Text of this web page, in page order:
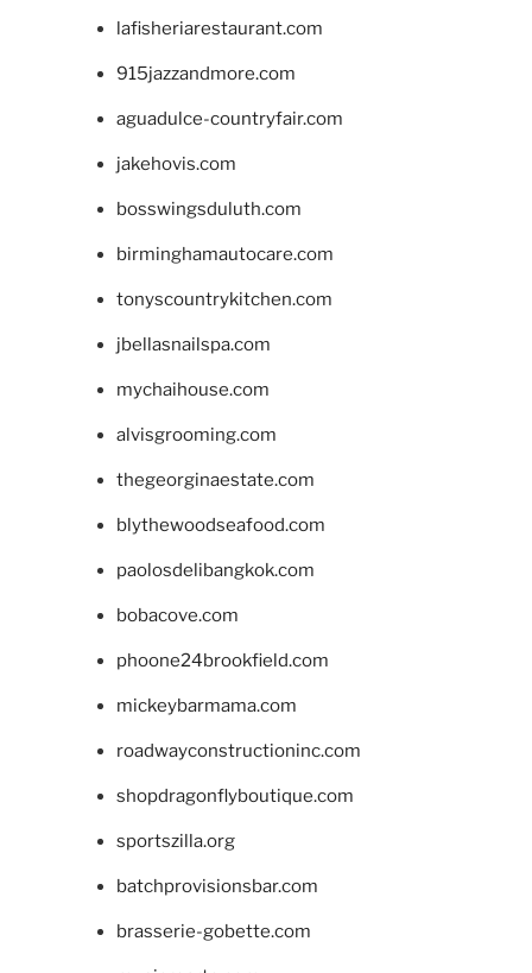
lafisheriarestaurant.com
915jazzandmore.com
aguadulce-countryfair.com
jakehovis.com
bosswingsduluth.com
birminghamautocare.com
tonyscountrykitchen.com
jbellasnailspa.com
mychaihouse.com
alvisgrooming.com
thegeorginaestate.com
blythewoodseafood.com
paolosdelibangkok.com
bobacove.com
phoone24brookfield.com
mickeybarmama.com
roadwayconstructioninc.com
shopdragonflyboutique.com
sportszilla.org
batchprovisionsbar.com
brasserie-gobette.com